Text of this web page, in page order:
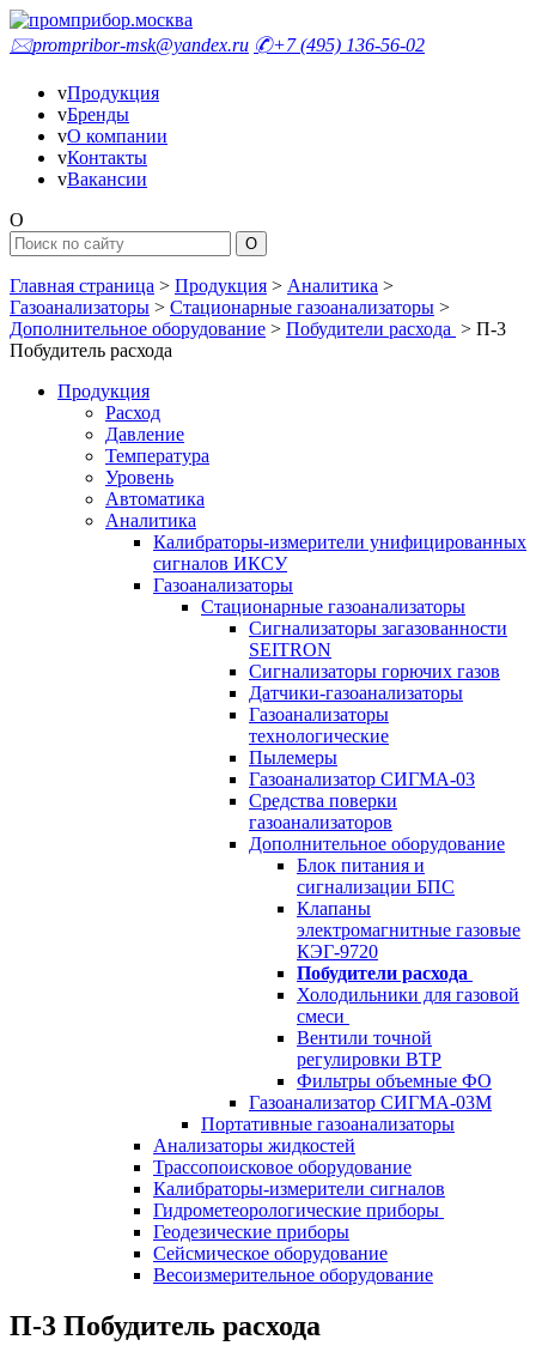
🖂prompribor-msk@yandex.ru ✆+7 (495) 136-56-02
vПродукция
vБренды
vО компании
vКонтакты
vВакансии
O
Главная страница > Продукция > Аналитика >
Газоанализаторы > Стационарные газоанализаторы >
Дополнительное оборудование > Побудители расхода > П-3
Побудитель расхода
Продукция
Расход
Давление
Температура
Уровень
Автоматика
Аналитика
Калибраторы-измерители унифицированных
сигналов ИКСУ
Газоанализаторы
Стационарные газоанализаторы
Сигнализаторы загазованности
SEITRON
Сигнализаторы горючих газов
Датчики-газоанализаторы
Газоанализаторы
технологические
Пылемеры
Газоанализатор СИГМА-03
Средства поверки
газоанализаторов
Дополнительное оборудование
Блок питания и
сигнализации БПС
Клапаны
электромагнитные газовые
КЭГ-9720
Побудители расхода
Холодильники для газовой
смеси
Вентили точной
регулировки ВТР
Фильтры объемные ФО
Газоанализатор СИГМА-03М
Портативные газоанализаторы
Анализаторы жидкостей
Трассопоисковое оборудование
Калибраторы-измерители сигналов
Гидрометеорологические приборы
Геодезические приборы
Сейсмическое оборудование
Весоизмерительное оборудование
П-3 Побудитель расхода